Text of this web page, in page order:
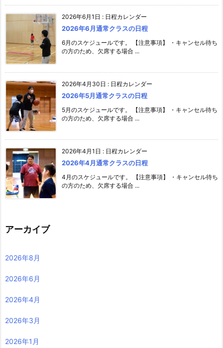
2026年6月1日 : 日程カレンダー
2026年6月通常クラスの日程
6月のスケジュールです。 【注意事項】 ・キャンセル待ち
の方のため、欠席する場合 ...
2026年4月30日 : 日程カレンダー
2026年5月通常クラスの日程
5月のスケジュールです。 【注意事項】 ・キャンセル待ち
の方のため、欠席する場合 ...
2026年4月1日 : 日程カレンダー
2026年4月通常クラスの日程
4月のスケジュールです。 【注意事項】 ・キャンセル待ち
の方のため、欠席する場合 ...
アーカイブ
2026年8月
2026年6月
2026年4月
2026年3月
2026年1月